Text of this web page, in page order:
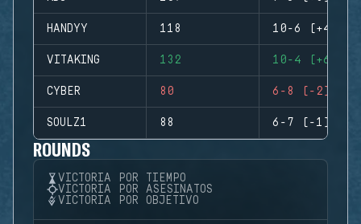
HANDYY 118 10-6 (+4)
VITAKING 132 10-4 (+6)
CYBER 80 6-8 (-2)
SOULZ1 88 6-7 (-1)
ROUNDS
VICTORIA POR TIEMPO
VICTORIA POR ASESINATOS
VICTORIA POR OBJETIVO